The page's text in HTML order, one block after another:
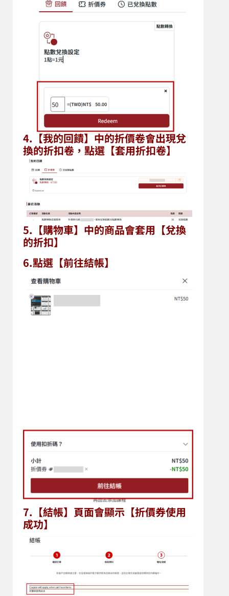
4. 【我的回饋】中的折價卷會出現兌
換的折扣卷，點選【套用折扣卷】
5. 【購物車】中的商品會套用【兌換
的折扣】
6.點選【前往結帳】
7.【結帳】頁面會顯示【折價券使用
成功】